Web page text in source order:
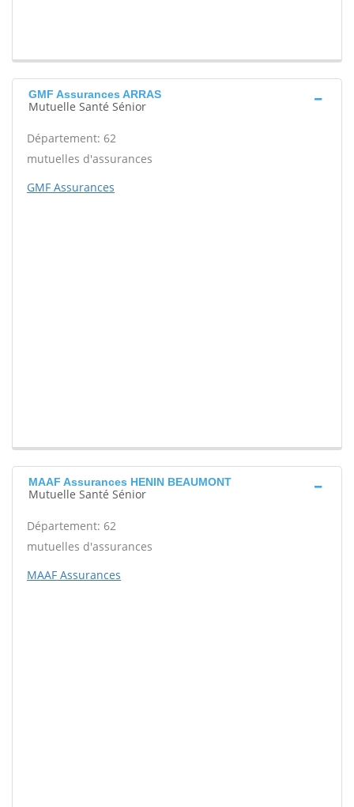
GMF Assurances ARRAS
Mutuelle Santé Sénior
Département: 62
mutuelles d'assurances
GMF Assurances
MAAF Assurances HENIN BEAUMONT
Mutuelle Santé Sénior
Département: 62
mutuelles d'assurances
MAAF Assurances